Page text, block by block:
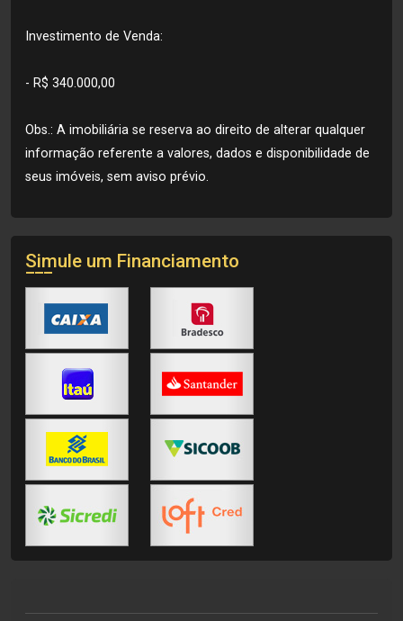
Investimento de Venda:
- R$ 340.000,00
Obs.: A imobiliária se reserva ao direito de alterar qualquer
informação referente a valores, dados e disponibilidade de
seus imóveis, sem aviso prévio.
Simule um Financiamento